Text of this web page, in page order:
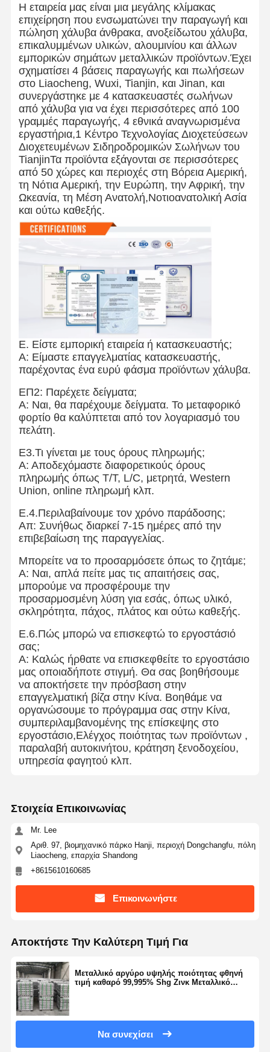
Η εταιρεία μας είναι μια μεγάλης κλίμακας
επιχείρηση που ενσωματώνει την παραγωγή και
πώληση χάλυβα άνθρακα, ανοξείδωτου χάλυβα,
επικαλυμμένων υλικών, αλουμινίου και άλλων
εμπορικών σημάτων μεταλλικών προϊόντων.Έχει
σχηματίσει 4 βάσεις παραγωγής και πωλήσεων
στο Liaocheng, Wuxi, Tianjin, και Jinan, και
συνεργάστηκε με 4 κατασκευαστές σωλήνων
από χάλυβα για να έχει περισσότερες από 100
γραμμές παραγωγής, 4 εθνικά αναγνωρισμένα
εργαστήρια,1 Κέντρο Τεχνολογίας Διοχετεύσεων
Διοχετευμένων Σιδηροδρομικών Σωλήνων του
TianjinΤα προϊόντα εξάγονται σε περισσότερες
από 50 χώρες και περιοχές στη Βόρεια Αμερική,
τη Νότια Αμερική, την Ευρώπη, την Αφρική, την
Ωκεανία, τη Μέση Ανατολή,Νοτιοανατολική Ασία
και ούτω καθεξής.
Ε. Είστε εμπορική εταιρεία ή κατασκευαστής;
Α: Είμαστε επαγγελματίας κατασκευαστής,
παρέχοντας ένα ευρύ φάσμα προϊόντων χάλυβα.
ΕΠ2: Παρέχετε δείγματα;
Α: Ναι, θα παρέχουμε δείγματα. Το μεταφορικό
φορτίο θα καλύπτεται από τον λογαριασμό του
πελάτη.
Ε3.Τι γίνεται με τους όρους πληρωμής;
Α: Αποδεχόμαστε διαφορετικούς όρους
πληρωμής όπως T/T, L/C, μετρητά, Western
Union, online πληρωμή κλπ.
Ε.4.Περιλαβαίνουμε τον χρόνο παράδοσης;
Απ: Συνήθως διαρκεί 7-15 ημέρες από την
επιβεβαίωση της παραγγελίας.
Μπορείτε να το προσαρμόσετε όπως το ζητάμε;
Α: Ναι, απλά πείτε μας τις απαιτήσεις σας,
μπορούμε να προσφέρουμε την
προσαρμοσμένη λύση για εσάς, όπως υλικό,
σκληρότητα, πάχος, πλάτος και ούτω καθεξής.
Ε.6.Πώς μπορώ να επισκεφτώ το εργοστάσιό
σας;
Α: Καλώς ήρθατε να επισκεφθείτε το εργοστάσιο
μας οποιαδήποτε στιγμή. Θα σας βοηθήσουμε
να αποκτήσετε την πρόσβαση στην
επαγγελματική βίζα στην Κίνα. Βοηθάμε να
οργανώσουμε το πρόγραμμα σας στην Κίνα,
συμπεριλαμβανομένης της επίσκεψης στο
εργοστάσιο,Ελέγχος ποιότητας των προϊόντων ,
παραλαβή αυτοκινήτου, κράτηση ξενοδοχείου,
υπηρεσία φαγητού κλπ.
Στοιχεία Επικοινωνίας
Mr. Lee
Αριθ. 97, βιομηχανικό πάρκο Hanji, περιοχή Dongchangfu, πόλη
Liaocheng, επαρχία Shandong
+8615610160685
Επικοινωνήστε
Αποκτήστε Την Καλύτερη Τιμή Για
Μεταλλικό αργύρο υψηλής ποιότητας φθηνή
τιμή καθαρό 99,995% Shg Ζινκ Μεταλλικό
Να συνεχίσει